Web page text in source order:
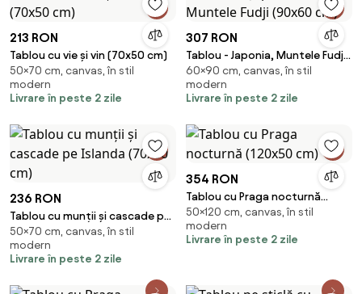
213 RON
Tablou cu vie și vin (70x50 cm)
50×70 cm, canvas, în stil
modern
Livrare în peste 2 zile
307 RON
Tablou - Japonia, Muntele Fudji
(90x60 cm)
60×90 cm, canvas, în stil
modern
Livrare în peste 2 zile
236 RON
Tablou cu munții și cascade pe
Islanda (70x50 cm)
50×70 cm, canvas, în stil
modern
Livrare în peste 2 zile
354 RON
Tablou cu Praga nocturnă
(120x50 cm)
50×120 cm, canvas, în stil
modern
Livrare în peste 2 zile